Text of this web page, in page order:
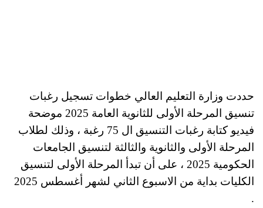
حددت وزارة التعليم العالي خطوات تسجيل رغبات
تنسيق المرحلة الأولى للثانوية العامة 2025 موضحة
فيديو كتابة رغبات التنسيق ال 75 رغبة ، وذلك لطلاب
المرحلة الأولى والثانوية والثالثة لتنسيق الجامعات
الحكومية 2025 ، على أن تبدأ المرحلة الأولى لتنسيق
الكليات بداية من الاسبوع الثاني لشهر أغسطس 2025
.